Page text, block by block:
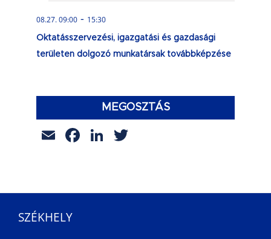
08.27. 09:00 - 15:30
Oktatásszervezési, igazgatási és gazdasági
területen dolgozó munkatársak továbbképzése
MEGOSZTÁS
EmailFacebook
LinkedIn
SZÉKHELY